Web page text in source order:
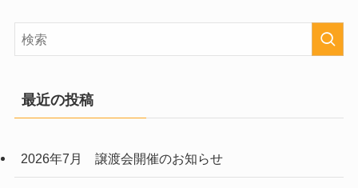
最近の投稿
2026年7月 譲渡会開催のお知らせ